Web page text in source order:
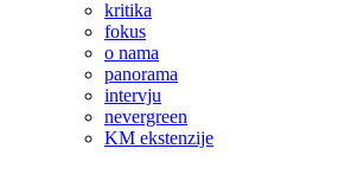
kritika
fokus
o nama
panorama
intervju
nevergreen
KM ekstenzije